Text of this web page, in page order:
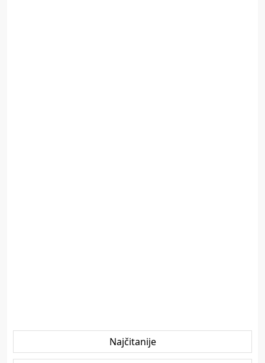
Najčitanije